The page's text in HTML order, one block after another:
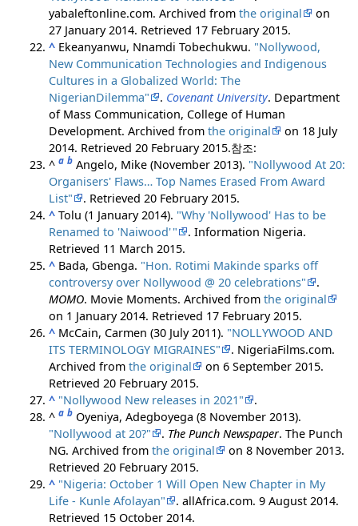
yabaleftonline.com. Archived fromthe original
on
27 January 2014. Retrieved 17 February2015.
^ Ekeanyanwu, Nnamdi Tobechukwu. "Nollywood,
New Communication Technologies and Indigenous
Cultures in a Globalized World: The
NigerianDilemma"
. Covenant University. Department
of Mass Communication, College of Human
Development. Archived fromthe original
on 18 July
2014. Retrieved 20 February2015.참조:
^a b Angelo, Mike (November 2013). "Nollywood At 20:
Organisers' Flaws… Top Names Erased From Award
List"
. Retrieved 20 February2015.
^ Tolu (1 January 2014). "Why 'Nollywood' Has to be
Renamed to 'Naiwood'" . Information Nigeria.
Retrieved 11 March 2015.
^ Bada, Gbenga. "Hon. Rotimi Makinde sparks off
controversy over Nollywood @ 20 celebrations"
.
MOMO. Movie Moments. Archived fromthe original
on 1 January 2014. Retrieved 17 February2015.
^ McCain, Carmen (30 July 2011). "NOLLYWOOD AND
ITS TERMINOLOGY MIGRAINES"
. NigeriaFilms.com.
Archived fromthe original on 6 September 2015.
Retrieved 20 February2015.
^ "Nollywood New releases in 2021"
.
^a b Oyeniya, Adegboyega (8 November 2013).
"Nollywood at 20?"
. The Punch Newspaper. The Punch
NG. Archived fromthe original on 8 November 2013.
Retrieved 20 February2015.
^ "Nigeria: October 1 Will Open New Chapter in My
Life - Kunle Afolayan"
. allAfrica.com. 9 August 2014.
Retrieved 15 October 2014.